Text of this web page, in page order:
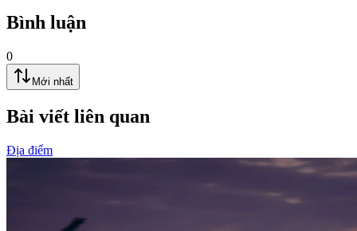
Bình luận
0
Mới nhất
Bài viết liên quan
Địa điểm